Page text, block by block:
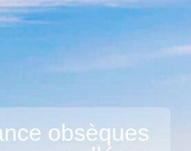
obsèques